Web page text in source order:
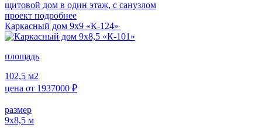
щитовой дом в один этаж, с санузлом
проект подробнее
Каркасный дом 9х9 «К-124»
площадь
102,5 м2
цена от 1937000 ₽
размер
9х8,5 м